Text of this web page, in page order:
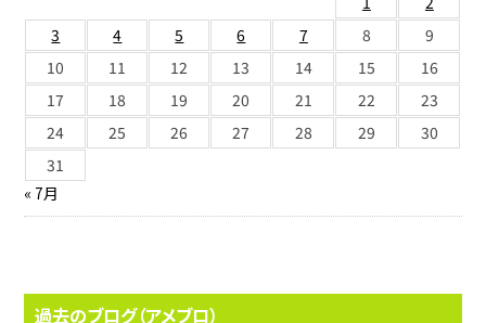
3
4 5 6 7 8
9
10
11 12 13 14 15
16
17
18 19 20 21 22
23
24
25 26 27 28 29
30
31
« 7月
過去のブログ（アメブロ）